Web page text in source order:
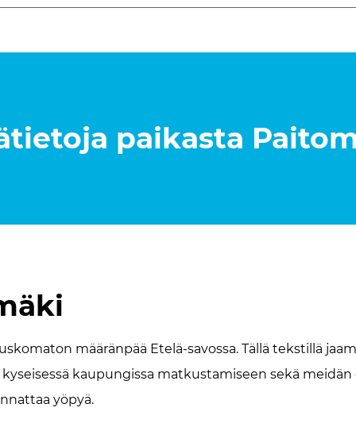
paikasta
määränpää Etelä-savossa. Tällä tekstillä
kaupungissa matkustamiseen sekä
yöpyä.